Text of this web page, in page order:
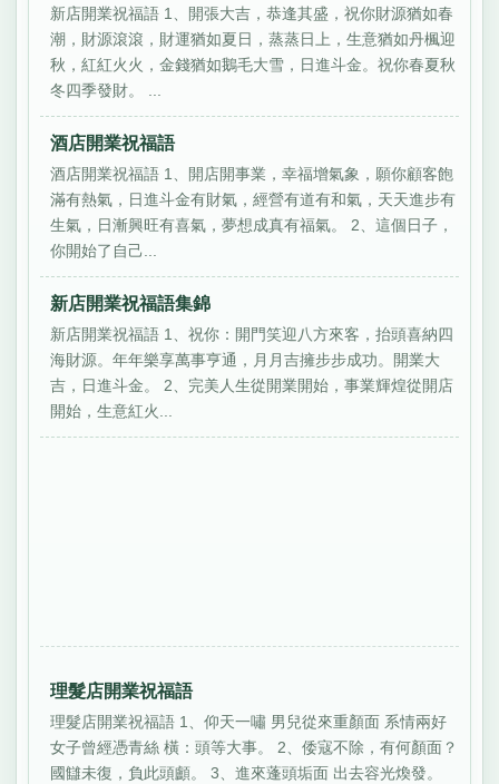
新店開業祝福語 1、開張大吉，恭逢其盛，祝你財源猶如春
潮，財源滾滾，財運猶如夏日，蒸蒸日上，生意猶如丹楓迎
秋，紅紅火火，金錢猶如鵝毛大雪，日進斗金。祝你春夏秋
冬四季發財。 ...
酒店開業祝福語
酒店開業祝福語 1、開店開事業，幸福增氣象，願你顧客飽
滿有熱氣，日進斗金有財氣，經營有道有和氣，天天進步有
生氣，日漸興旺有喜氣，夢想成真有福氣。 2、這個日子，
你開始了自己...
新店開業祝福語集錦
新店開業祝福語 1、祝你：開門笑迎八方來客，抬頭喜納四
海財源。年年樂享萬事亨通，月月吉擁步步成功。開業大
吉，日進斗金。 2、完美人生從開業開始，事業輝煌從開店
開始，生意紅火...
理髮店開業祝福語
理髮店開業祝福語 1、仰天一嘯 男兒從來重顏面 系情兩好
女子曾經憑青絲 橫：頭等大事。 2、倭寇不除，有何顏面？
國讎未復，負此頭顱。 3、進來蓬頭垢面 出去容光煥發。